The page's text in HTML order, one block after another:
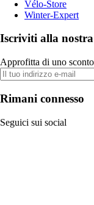
Vélo-Store
Winter-Expert
Iscriviti alla
Approfitta di uno
Rimani connesso
Seguici sui social